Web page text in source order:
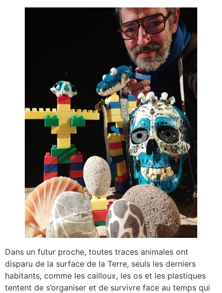
Dans un futur proche, toutes traces animales ont
disparu de la surface de la Terre, seuls les derniers
habitants, comme les cailloux, les os et les plastiques
tentent de s’organiser et de survivre face au temps qui